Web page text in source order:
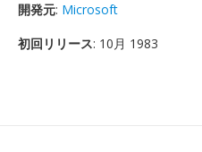
開発元: Microsoft
初回リリース: 10月 1983